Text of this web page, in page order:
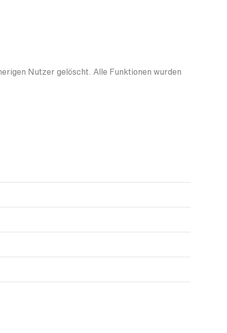
Nutzer gelöscht. Alle Funktionen wurden